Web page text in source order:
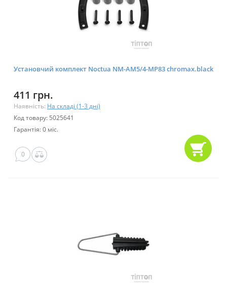
Установчий комплект Noctua NM-AM5/4-MP83 chromax.black
411 грн.
Наявність: На складі (1-3 дні)
Код товару: 5025641
Гарантія: 0 міс.
0